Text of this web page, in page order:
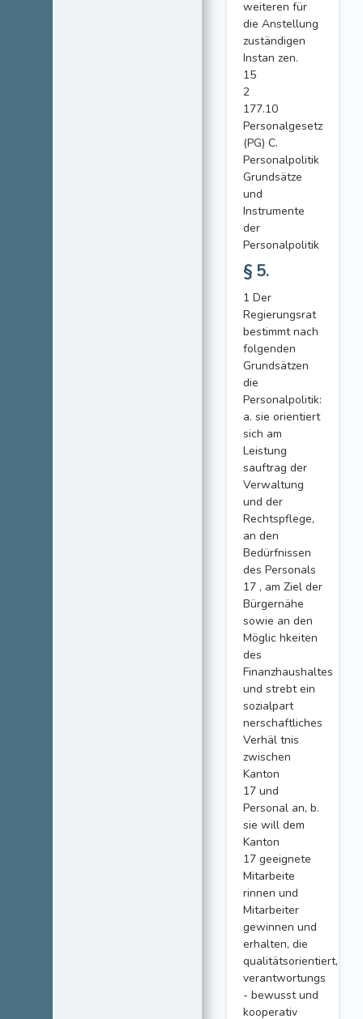
weiteren für
die Anstellung
zuständigen
Instan zen.
15
2
177.10
Personalgesetz
(PG) C.
Personalpolitik
Grundsätze
und
Instrumente
der
Personalpolitik
§ 5.
1 Der
Regierungsrat
bestimmt nach
folgenden
Grundsätzen
die
Personalpolitik:
a. sie orientiert
sich am
Leistung
sauftrag der
Verwaltung
und der
Rechtspflege,
an den
Bedürfnissen
des Personals
17 , am Ziel der
Bürgernähe
sowie an den
Möglic hkeiten
des
Finanzhaushaltes
und strebt ein
sozialpart
nerschaftliches
Verhäl tnis
zwischen
Kanton
17 und
Personal an, b.
sie will dem
Kanton
17 geeignete
Mitarbeite
rinnen und
Mitarbeiter
gewinnen und
erhalten, die
qualitätsorientiert,
verantwortungs
- bewusst und
kooperativ